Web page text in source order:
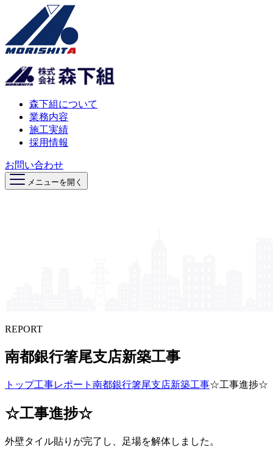
森下組について
業務内容
施工実績
採用情報
お問い合わせ
メニューを開く
REPORT
南都銀行箸尾支店新築工事
トップ工事レポート 南都銀行箸尾支店新築工事☆工事進捗☆
☆工事進捗☆
外壁タイル貼りが完了し、足場を解体しました。